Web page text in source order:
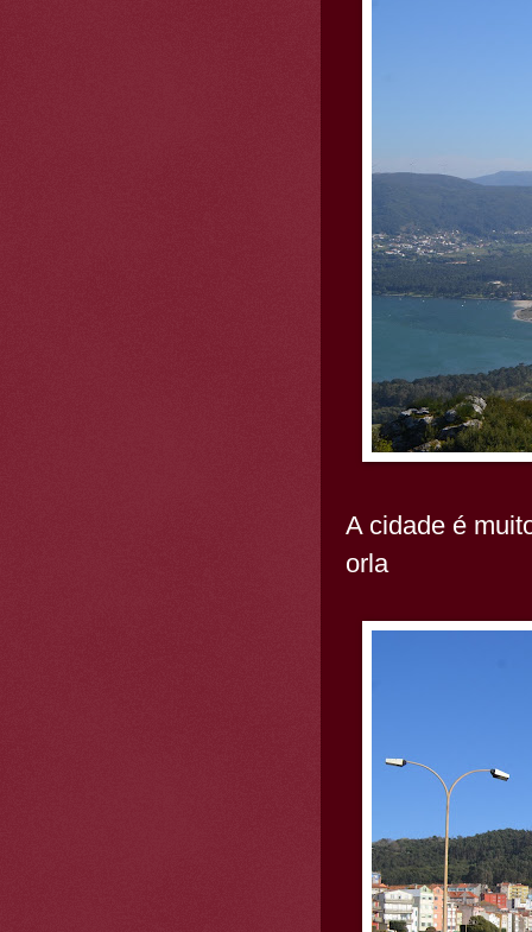
A cidade é
orla